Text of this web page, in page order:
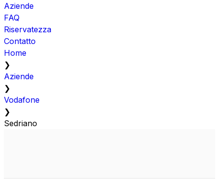
Aziende
FAQ
Riservatezza
Contatto
Home
❯
Aziende
❯
Vodafone
❯
Sedriano